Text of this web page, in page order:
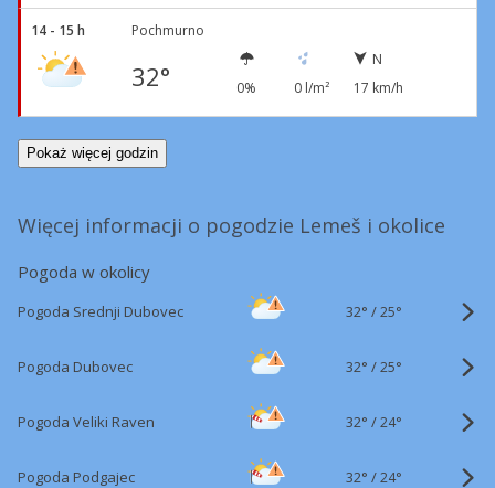
14 - 15 h Pochmurno
32° 0% 0 l/m²
N
17 km/h
Pokaż więcej godzin
Więcej informacji o pogodzie Lemeš i okolice
Pogoda w okolicy
Pogoda Srednji Dubovec 32° /25°
Pogoda Dubovec 32° /25°
Pogoda Veliki Raven 32° /24°
Pogoda Podgajec 32° /24°